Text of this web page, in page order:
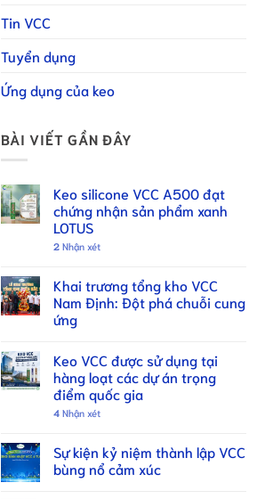
Tin VCC
Tuyển dụng
Ứng dụng của keo
BÀI VIẾT GẦN ĐÂY
Keo silicone VCC A500 đạt
chứng nhận sản phẩm xanh
LOTUS
2 Nhận xét
Khai trương tổng kho VCC
Nam Định: Đột phá chuỗi cung
ứng
Keo VCC được sử dụng tại
hàng loạt các dự án trọng
điểm quốc gia
4 Nhận xét
Sự kiện kỷ niệm thành lập VCC
bùng nổ cảm xúc